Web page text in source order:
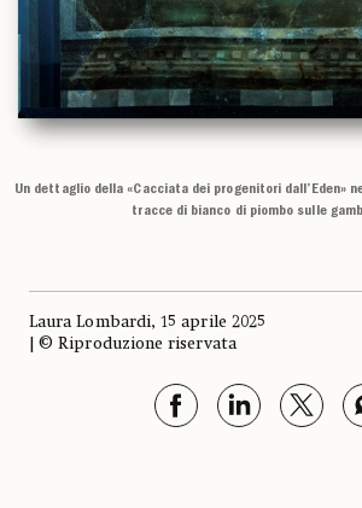
Un dettaglio della «Cacciata dei progenitori dall’Eden»
tracce di bianco di piombo sulle
Laura Lombardi, 15 aprile 2025
| © Riproduzione riservata